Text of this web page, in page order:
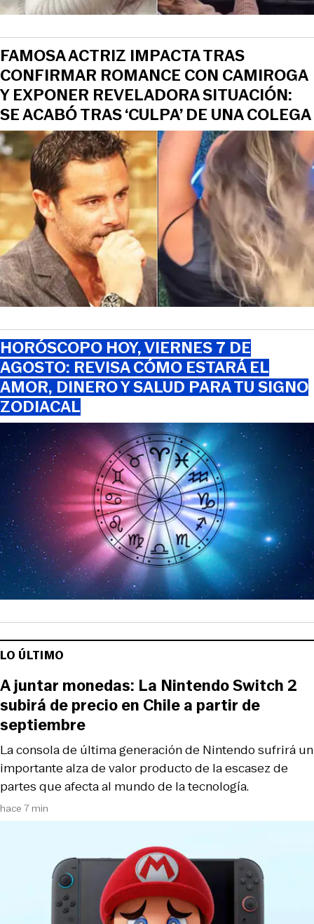
FAMOSA ACTRIZ IMPACTA TRAS
CONFIRMAR ROMANCE CON CAMIROGA
Y EXPONER REVELADORA SITUACIÓN:
SE ACABÓ TRAS ‘CULPA’ DE UNA COLEGA
HORÓSCOPO HOY, VIERNES 7 DE
AGOSTO: REVISA CÓMO ESTARÁ EL
AMOR, DINERO Y SALUD PARA TU SIGNO
ZODIACAL
LO ÚLTIMO
hace 7 min
La consola de última generación de Nintendo sufrirá un
importante alza de valor producto de la escasez de
partes que afecta al mundo de la tecnología.
A juntar monedas: La Nintendo Switch 2
subirá de precio en Chile a partir de
septiembre